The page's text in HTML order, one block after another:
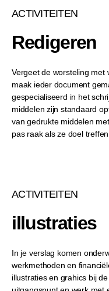
ACTIVITEITEN
Redigeren
Vergeet de worsteling met
maak ieder document
gespecialiseerd in het
middelen zijn standaard
van gedrukte middelen
pas raak als ze doel treffen.
ACTIVITEITEN
illustraties
In je verslag komen
werkmethoden en
illustraties en grahics bij de